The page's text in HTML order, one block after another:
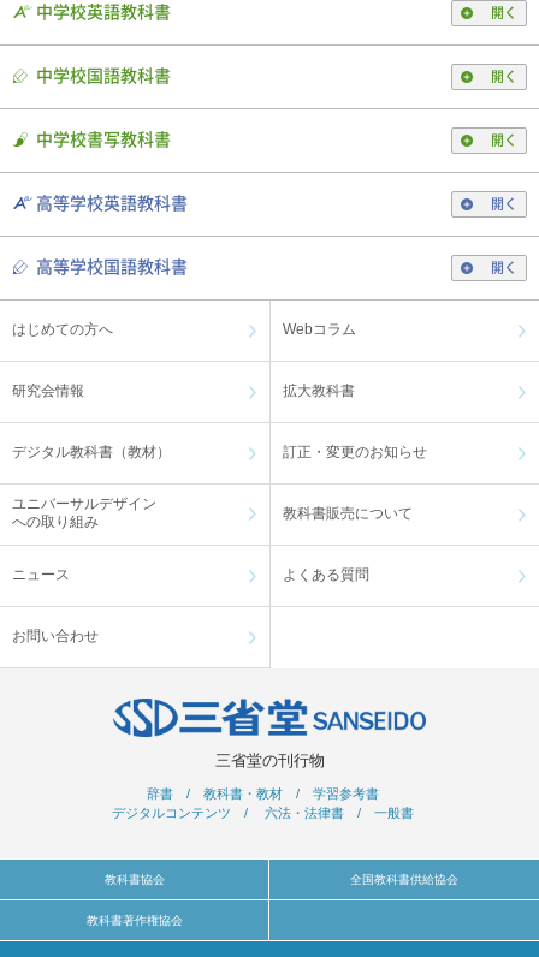
中学校英語教科書 開く
中学校国語教科書 開く
中学校書写教科書 開く
高等学校英語教科書 開く
高等学校国語教科書 開く
はじめての方へ Webコラム
研究会情報 拡大教科書
デジタル教科書（教材） 訂正・変更のお知らせ
ユニバーサルデザイン
への取り組み
教科書販売について
ニュース よくある質問
お問い合わせ
三省堂の刊行物
辞書 / 教科書・教材 / 学習参考書
デジタルコンテンツ / 六法・法律書 / 一般書
教科書協会 全国教科書供給協会
教科書著作権協会